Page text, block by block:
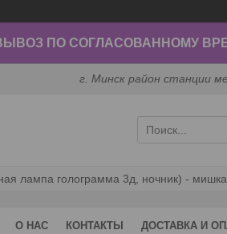
ПО СОГЛАСОВАННОМУ
г. Минск район станции
лампа голограмма 3д, ночник) -
О НАС КОНТАКТЫ ДОСТАВКА И